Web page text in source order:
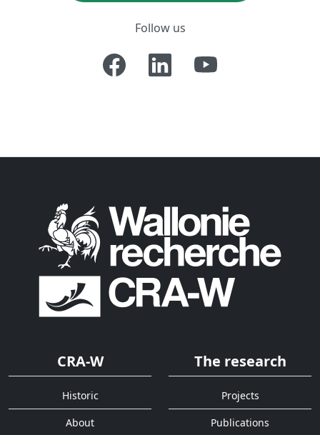
Follow us
CRA-W
Historic
About
The research
Projects
Publications